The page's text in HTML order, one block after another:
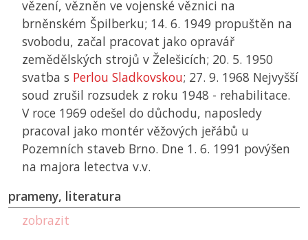
vězení, vězněn ve vojenské věznici na
brněnském Špilberku; 14. 6. 1949 propuštěn na
svobodu, začal pracovat jako opravář
zemědělských strojů v Želešicích; 20. 5. 1950
svatba s Perlou Sladkovskou; 27. 9. 1968 Nejvyšší
soud zrušil rozsudek z roku 1948 - rehabilitace.
V roce 1969 odešel do důchodu, naposledy
pracoval jako montér věžových jeřábů u
Pozemních staveb Brno. Dne 1. 6. 1991 povýšen
na majora letectva v.v.
prameny, literatura
zobrazit